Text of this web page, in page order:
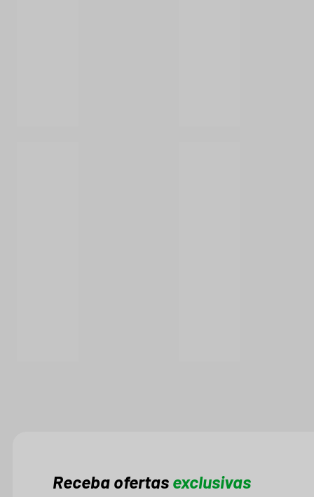
Receba ofertas exclusivas